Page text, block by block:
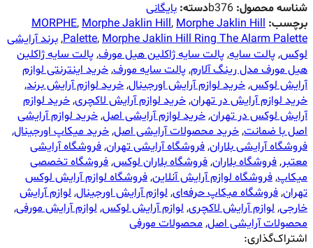
شناسه محصول: b376دسته: بایگانی
برچسب:
MORPHE,Morphe Jaklin Hill,Morphe Jaklin Hill
Palette,Morphe Jaklin Hill Ring The Alarm Palette
,برند آرایشی
لوکس,پالت سایه,پالت سایه ژاکلین هیل مورف,پالت سایه ژاکلین
هیل مورف مدل رینگ آلارم,پالت سایه مورف,خرید اینترنتی لوازم
آرایش لوکس,خرید لوازم آرایش اورجینال,خرید لوازم آرایش برند,
خرید لوازم آرایش در تهران,خرید لوازم آرایش لاکچری,خرید لوازم
آرایش لوکس در تهران,خرید لوازم آرایشی اصل,خرید لوازم آرایشی
اصل با ضمانت,خرید محصولات آرایشی اصل,خرید میکاپ اورجینال,
فروشگاه آرایشی بلاران,فروشگاه آرایشی تهران,فروشگاه آرایشی
معتبر,فروشگاه بلاران,فروشگاه بلاران لوکس,فروشگاه تخصصی
میکاپ,فروشگاه لوازم آرایش آنلاین,فروشگاه لوازم آرایش لوکس
تهران,فروشگاه میکاپ حرفه‌ای,لوازم آرایش اورجینال,لوازم آرایش
خارجی,لوازم آرایش لاکچری,لوازم آرایش لوکس,لوازم آرایش مورفی,
محصولات آرایشی اصل,محصولات مورفی
اشتراک‌گذاری: